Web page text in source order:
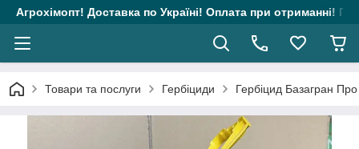
Агрохімопт! Доставка по Україні! Оплата при отриманні!
Товари та послуги Гербіциди Гербіцид Базагран